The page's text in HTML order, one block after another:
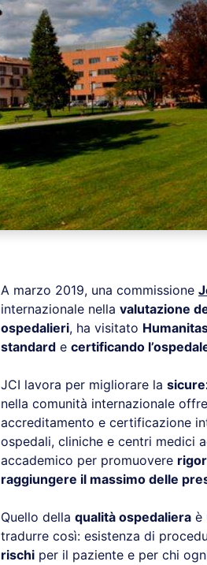
A marzo 2019, una commissione
internazionale nella valutazione
ospedalieri, ha visitato
standard e certificando
JCI lavora per migliorare la
nella comunità internazionale
accreditamento e certificazione
ospedali, cliniche e centri medici
accademico per promuovere
raggiungere il massimo delle
Quello della qualità ospedaliera è
tradurre così: esistenza di
rischi per il paziente e per chi